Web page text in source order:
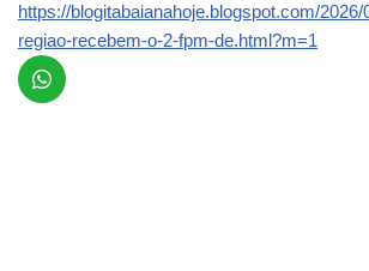
https://blogitabaianahoje.blogspot.com/2026/
regiao-recebem-o-2-fpm-de.html?m=1